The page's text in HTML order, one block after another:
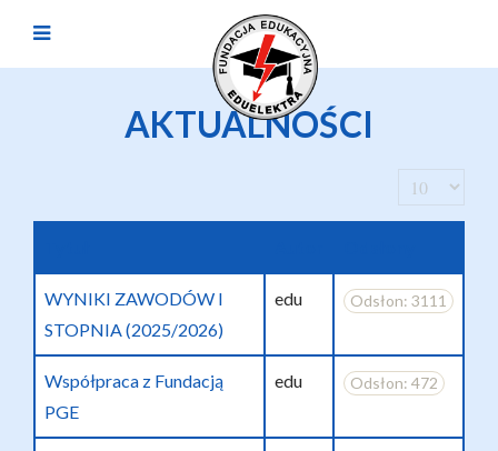
AKTUALNOŚCI
Pokaż #
WYNIKI ZAWODÓW I
STOPNIA (2025/2026)
edu Odsłon: 3111
Współpraca z Fundacją
PGE
edu Odsłon: 472